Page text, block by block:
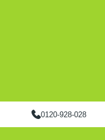
0120-928-028